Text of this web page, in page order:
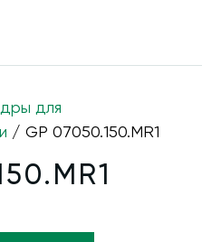
для
/ GP 07050.150.MR1